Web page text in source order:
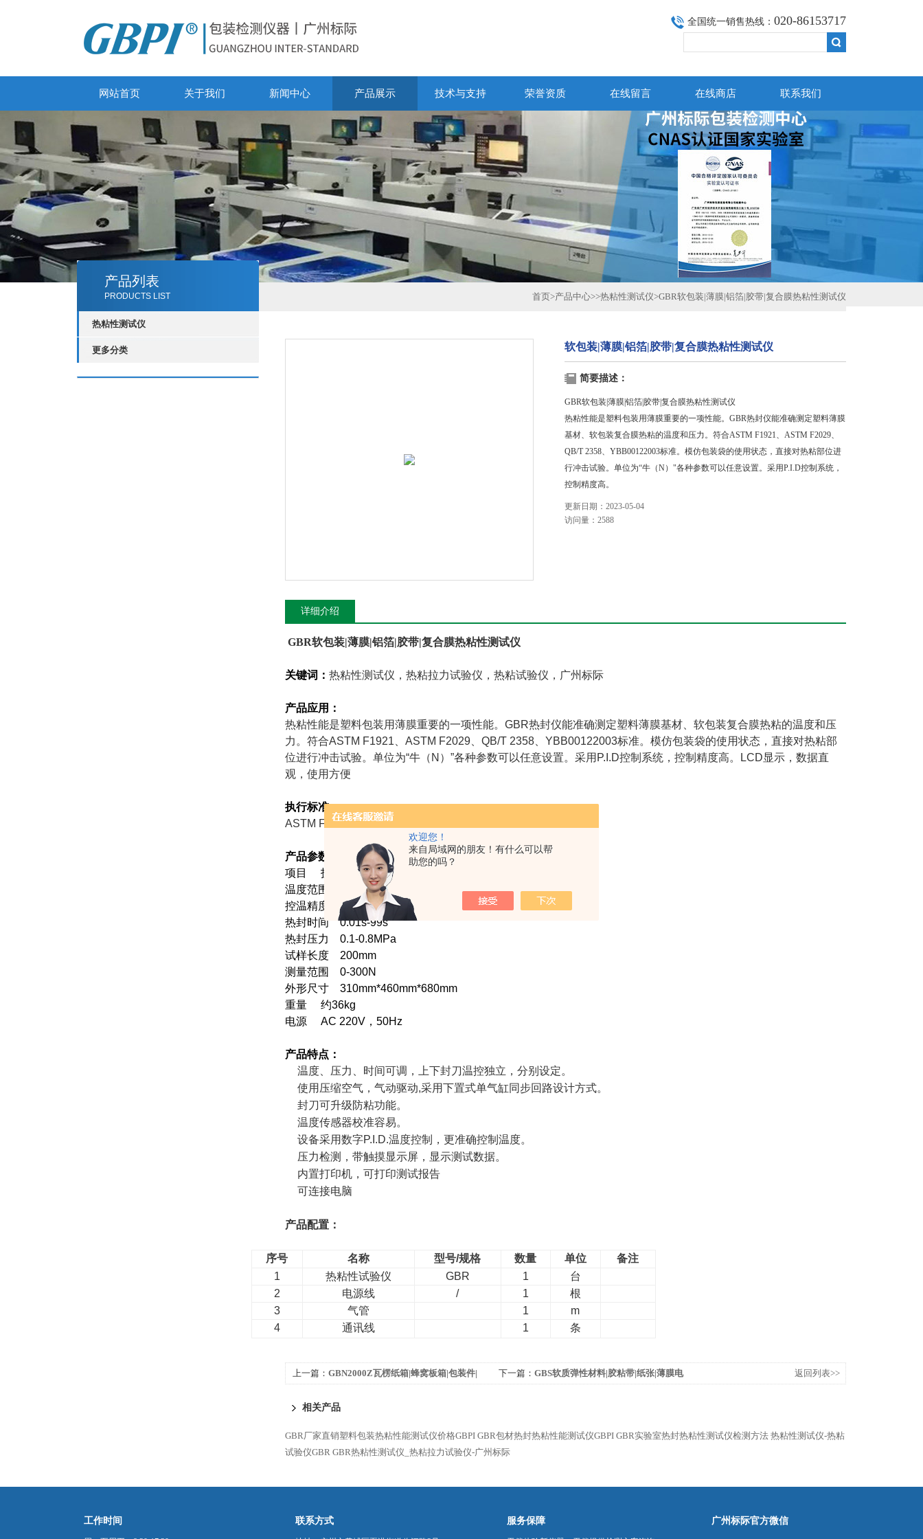
欢迎您！
来自局域网的朋友！有什么可以帮
助您的吗？
全国统一销售热线： 020-86153717
网站首页 关于我们 新闻中心 产品展示 技术与支持 荣誉资质 在线留言 在线商店 联系我们
产品列表
PRODUCTS LIST
热粘性测试仪
更多分类
首页>产品中心>>热粘性测试仪>GBR软包装|薄膜|铝箔|胶带|复合膜热粘性测试仪
软包装|薄膜|铝箔|胶带|复合膜热粘性测试仪
简要描述：
GBR软包装|薄膜|铝箔|胶带|复合膜热粘性测试仪
热粘性能是塑料包装用薄膜重要的一项性能。GBR热封仪能准确测定塑料薄膜
基材、软包装复合膜热粘的温度和压力。符合ASTM F1921、ASTM F2029、
QB/T 2358、YBB00122003标准。模仿包装袋的使用状态，直接对热粘部位进
行冲击试验。单位为“牛（N）"各种参数可以任意设置。采用P.I.D控制系统，
控制精度高。
更新日期：2023-05-04
访问量：2588
详细介绍
GBR软包装|薄膜|铝箔|胶带|复合膜热粘性测试仪
关键词： 热粘性测试仪， 热粘拉力试验仪，热粘试验仪，广州标际
产品应用：
热粘性能是塑料包装用薄膜重要的一项性能。GBR热封仪能准确测定塑料薄膜基材、软包装复合膜热粘的温度和压
力。符合ASTM F1921、ASTM F2029、QB/T 2358、YBB00122003标准。模仿包装袋的使用状态，直接对热粘部
位进行冲击试验。单位为“牛（N）”各种参数可以任意设置。采用P.I.D控制系统，控制精度高。LCD显示，数据直
观，使用方便
执行标准：
ASTM F1921、ASTM F2029、QB/T 2358、YBB00122003
产品参数： GBR软包装|薄膜|铝箔|胶带|复合膜热粘性测试仪
项目 技术参数
温度范围 室温-250℃
控温精度 ±1℃
热封时间 0.01s-99s
热封压力 0.1-0.8MPa
试样长度 200mm
测量范围 0-300N
外形尺寸 310mm*460mm*680mm
重量 约36kg
电源 AC 220V，50Hz
产品特点：
温度、压力、时间可调，上下封刀温控独立，分别设定。
使用压缩空气，气动驱动,采用下置式单气缸同步回路设计方式。
封刀可升级防粘功能。
温度传感器校准容易。
设备采用数字P.I.D.温度控制，更准确控制温度。
压力检测，带触摸显示屏，显示测试数据。
内置打印机，可打印测试报告
可连接电脑
产品配置：
序号 名称 型号/规格 数量 单位
备注
1
热粘性试验仪 GBR 1
台
2
电源线 / 1
根
3
气管 1
m
4
通讯线 1 条
上一篇： GBN2000Z瓦楞纸箱|蜂窝板箱|包装件|
下一篇： GBS软质弹性材料|胶粘带|纸张|薄膜电
返回列表>>
相关产品
GBR厂家直销塑料包装热粘性能测试仪价格GBPI GBR包材热封热粘性能测试仪GBPI GBR实验室热封热粘性测试仪检测方法 热粘性测试仪-热粘
试验仪GBR GBR热粘性测试仪_热粘拉力试验仪-广州标际
工作时间 联系方式 服务保障 广州标际官方微信